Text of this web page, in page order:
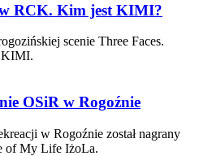
w RCK. Kim jest KIMI?
scenie Three Faces.
KIMI.
OSiR w Rogoźnie
w Rogoźnie został nagrany
of My Life IżoLa.